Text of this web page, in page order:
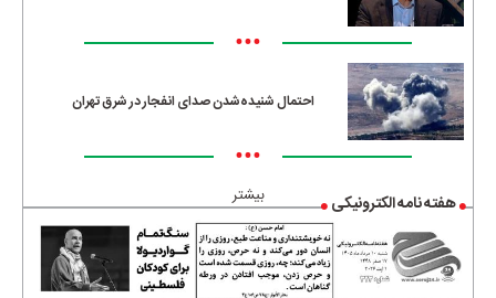
•••
احتمال شنیده‌شدن صدای انفجار در شرق تهران
•••
بیشتر هفته نامه الکترونیکی